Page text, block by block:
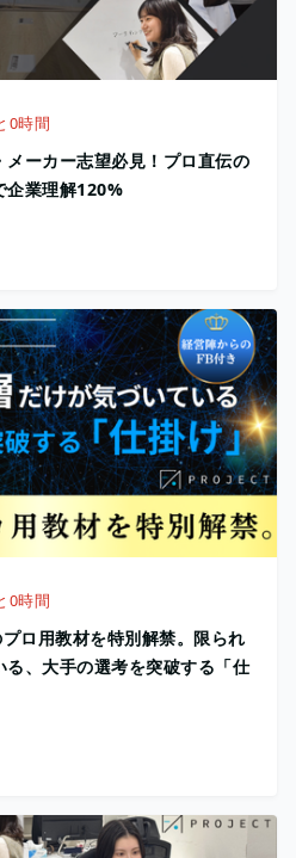
0時間
メーカー志望必見！プロ直伝の
企業理解120%
0時間
ロ用教材を特別解禁。限られ
、大手の選考を突破する「仕